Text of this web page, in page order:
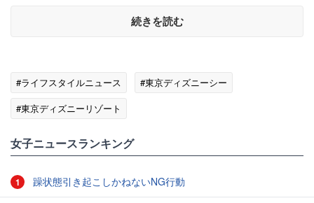
続きを読む
#ライフスタイルニュース
#東京ディズニーシー
#東京ディズニーリゾート
女子ニュースランキング
1 躁状態引き起こしかねないNG行動